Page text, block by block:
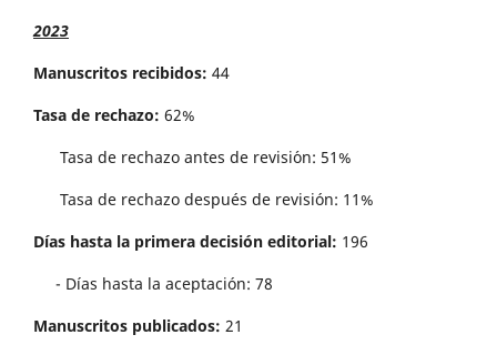
2023
Manuscritos recibidos: 44
Tasa de rechazo: 62%
Tasa de rechazo antes de revisi´on: 51%
Tasa de rechazo después de revisión: 11%
Días hasta la primera decisión editorial: 196
- Días hasta la aceptación: 78
Manuscritos publicados: 21